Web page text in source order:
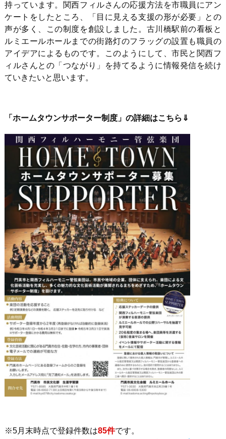
持っています。関西フィルさんの応援方法を市職員にアン
ケートをしたところ、「目に見える支援の形が必要」との
声が多く、この制度を創設しました。古川橋駅前の看板と
ルミエールホールまでの街路灯のフラッグの設置も職員の
アイデアによるものです。このようにして、市民と関西フ
ィルさんとの「つながり」を持てるように情報発信を続け
ていきたいと思います。
「ホームタウンサポーター制度」の詳細はこちら⇓
※5月末時点で登録件数は85件です。